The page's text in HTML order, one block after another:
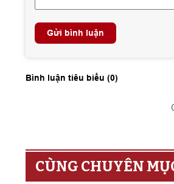
Gửi bình luận
Bình luận tiêu biểu (0)
CÙNG CHUYÊN